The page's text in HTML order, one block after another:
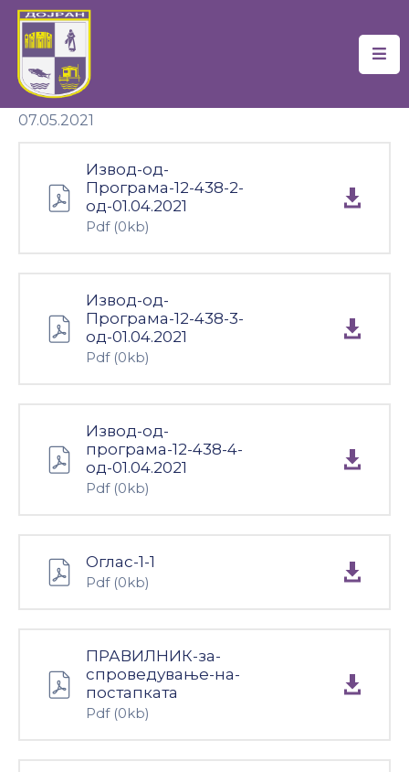
Почетна
Локална
Новости
07.05.2021
Извод-од-
Програма-12-438-2-
од-01.04.2021
Pdf (0kb)
Извод-од-
Програма-12-438-3-
од-01.04.2021
Pdf (0kb)
Извод-од-
програма-12-438-4-
од-01.04.2021
Pdf (0kb)
Оглас-1-1
Pdf (0kb)
ПРАВИЛНИК-за-
спроведување-на-
постапката
Pdf (0kb)